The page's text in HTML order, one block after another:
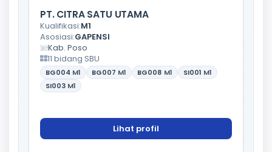
PT. CITRA SATU UTAMA
Kualifikasi:M1
Asosiasi:GAPENSI
Kab. Poso
11 bidang SBU
BG004 M1 BG007 M1 BG008 M1 SI001 M1
SI003 M1
Lihat profil